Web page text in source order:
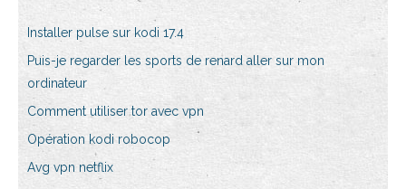
Installer pulse sur kodi 17.4
Puis-je regarder les sports de renard aller sur mon
ordinateur
Comment utiliser tor avec vpn
Opération kodi robocop
Avg vpn netflix